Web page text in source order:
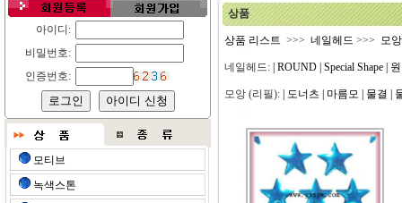
아이디:
비밀번호:
인증번호:
모티브
녹색스톤
상품
상품 리스트 >>> 네일헤드 >>> 모
네일헤드: | ROUND | Special Shape |
모앙 (리필): | 도너츠 | 마름모 | 물결 |